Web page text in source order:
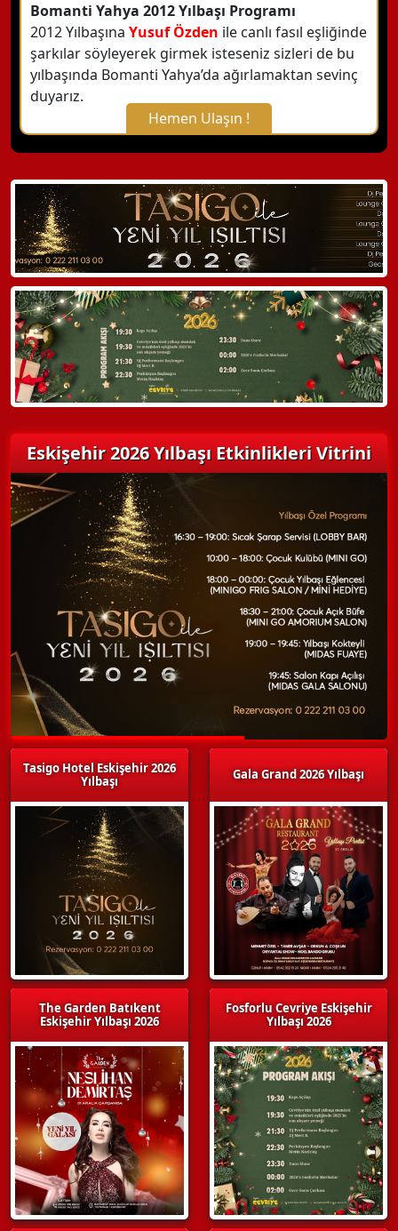
Bomanti Yahya 2012 Yılbaşı Programı
2012 Yılbaşına Yusuf Özden ile canlı fasıl eşliğinde
şarkılar söyleyerek girmek isteseniz sizleri de bu
yılbaşında Bomanti Yahya’da ağırlamaktan sevinç
duyarız.
Hemen Ulaşın !
X Kapat
WhatsApp ile Bilgi Alın
Hemen Arayın
Detaylı Bilgi Alın
Eskişehir 2026 Yılbaşı Etkinlikleri Vitrini
Tasigo Hotel Eskişehir 2026
Yılbaşı
The Garden Batıkent
Eskişehir Yılbaşı 2026
Gala Grand 2026 Yılbaşı
Fosforlu Cevriye Eskişehir
Yılbaşı 2026